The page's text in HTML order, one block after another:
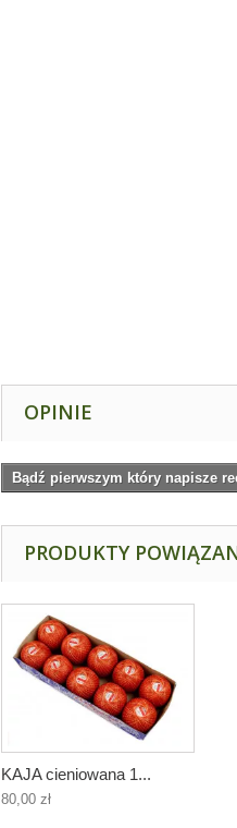
OPINIE
Bądź pierwszym który napisze
PRODUKTY
KAJA cieniowana 1...
80,00 zł